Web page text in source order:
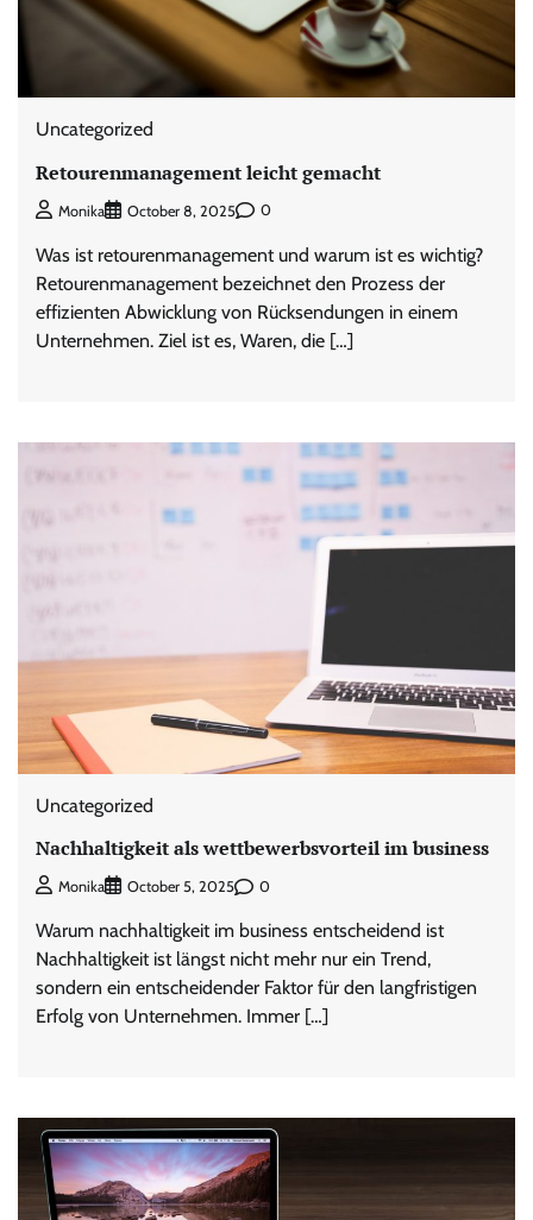
Uncategorized
Retourenmanagement leicht gemacht
Monika October 8, 2025 0
Was ist retourenmanagement und warum ist es wichtig?
Retourenmanagement bezeichnet den Prozess der
effizienten Abwicklung von Rücksendungen in einem
Unternehmen. Ziel ist es, Waren, die […]
Uncategorized
Nachhaltigkeit als wettbewerbsvorteil im business
Monika October 5, 2025 0
Warum nachhaltigkeit im business entscheidend ist
Nachhaltigkeit ist längst nicht mehr nur ein Trend,
sondern ein entscheidender Faktor für den langfristigen
Erfolg von Unternehmen. Immer […]